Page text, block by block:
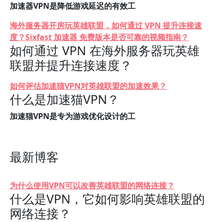
加速器VPN是降低游戏延迟的有效工
海外服务器开房玩英雄联盟，如何通过 VPN 提升连接速
度？Sixfast 加速器 免费版本是否可靠的视频指南？
如何通过 VPN 在海外服务器玩英雄
联盟并提升连接速度？
如何评估加速猫VPN对英雄联盟的加速效果？
什么是加速猫VPN？
加速猫VPN是专为游戏优化设计的工
最新博客
为什么使用VPN可以改善英雄联盟的网络连接？
什么是VPN，它如何影响英雄联盟的
网络连接？